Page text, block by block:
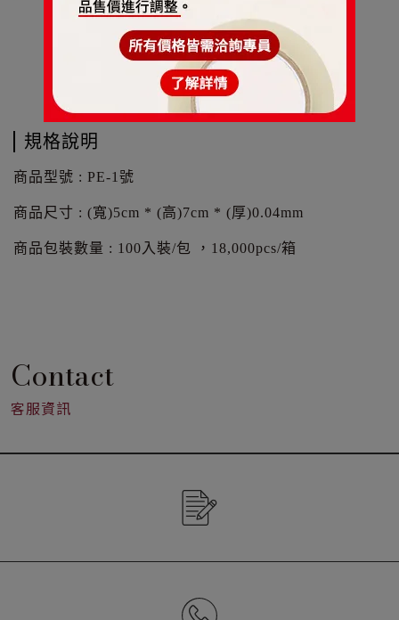
規格說明
商品型號 : PE-1號
商品尺寸 : (寬)5cm * (高)7cm * (厚)0.04mm
商品包裝數量 : 100入裝/包 ，18,000pcs/箱
Contact
客服資訊
CONTACT US